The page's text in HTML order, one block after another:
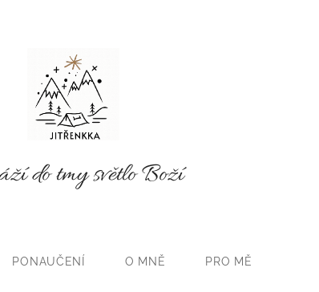
do tmy světlo Boží
PONAUČENÍ O MNĚ PRO MĚ